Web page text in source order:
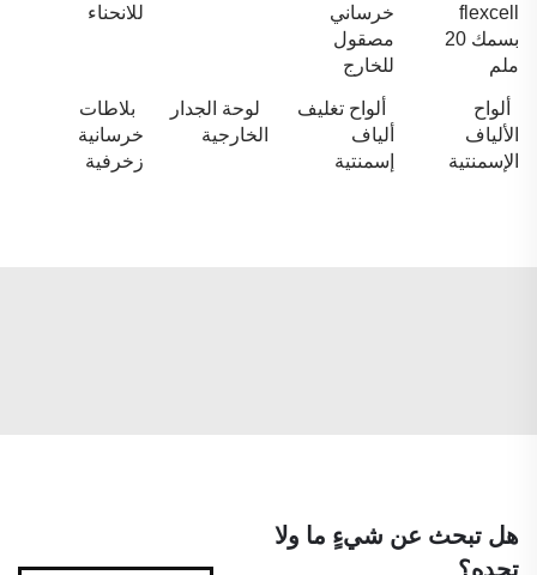
flexcell
بسمك 20
ملم
خرساني
مصقول
للخارج
للانحناء
ألواح
الألياف
الإسمنتية
ألواح تغليف
ألياف
إسمنتية
لوحة الجدار
الخارجية
بلاطات
خرسانية
زخرفية
هل تبحث عن شيءٍ ما ولا
تجده؟